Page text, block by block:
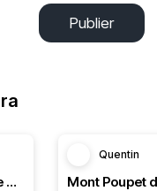
Publier
Ballade Côte D’or pour aller dans le Doubs
Quentin
Mont Poupet